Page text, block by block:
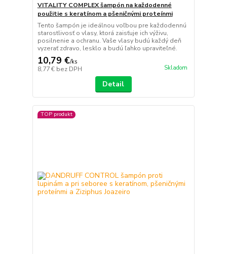
VITALITY COMPLEX šampón na každodenné
použitie s keratínom a pšeničnými proteínmi
Tento šampón je ideálnou voľbou pre každodennú
starostlivosť o vlasy, ktorá zaisťuje ich výživu,
posilnenie a ochranu. Vaše vlasy budú každý deň
vyzerať zdravo, lesklo a budú ľahko upraviteľné.
10,79 €/ks
8,77 € bez DPH Skladom
Detail
TOP produkt